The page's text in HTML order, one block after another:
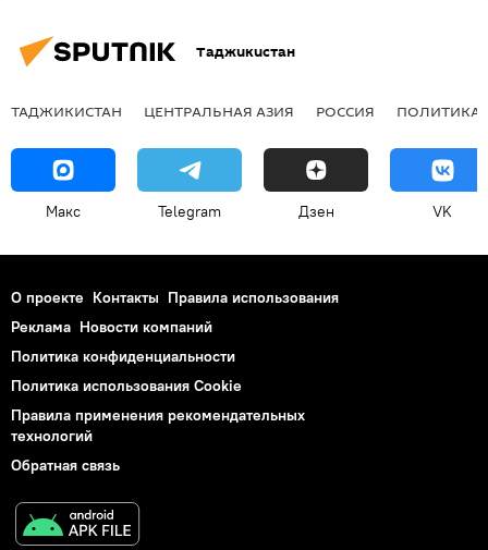
Таджикистан
ТАДЖИКИСТАН ЦЕНТРАЛЬНАЯ АЗИЯ РОССИЯ ПОЛИТИКА
Макс Telegram Дзен VK
О проекте Контакты Правила использования
Реклама Новости компаний
Политика конфиденциальности
Политика использования Cookie
Правила применения рекомендательных
технологий
Обратная связь